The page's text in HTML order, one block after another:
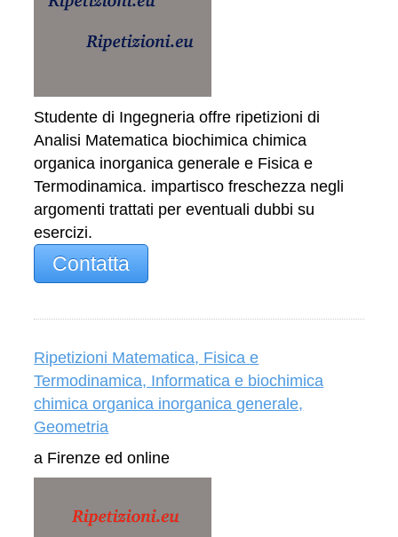
Studente di Ingegneria offre ripetizioni di
Analisi Matematica biochimica chimica
organica inorganica generale e Fisica e
Termodinamica. impartisco freschezza negli
argomenti trattati per eventuali dubbi su
esercizi.
Contatta
Ripetizioni Matematica, Fisica e
Termodinamica, Informatica e biochimica
chimica organica inorganica generale,
Geometria
a Firenze ed online